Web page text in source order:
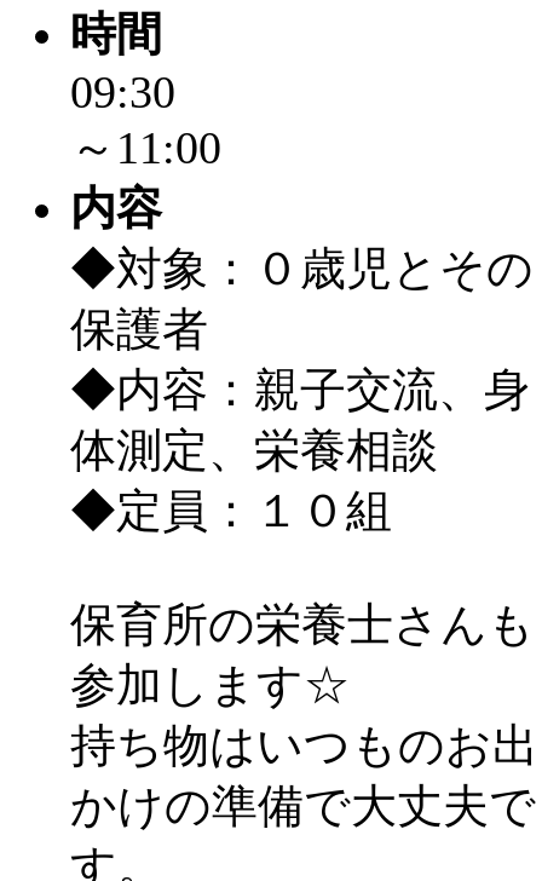
時間
09:30
～11:00
内容
◆対象：０歳児とその
保護者
◆内容：親子交流、身
体測定、栄養相談
◆定員：１０組
保育所の栄養士さんも
参加します☆
持ち物はいつものお出
かけの準備で大丈夫で
す。